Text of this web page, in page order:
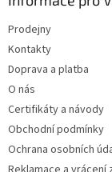
Prodejny
Kontakty
Doprava a platba
O nás
Certifikáty a návody
Obchodní podmínky
Ochrana osobních